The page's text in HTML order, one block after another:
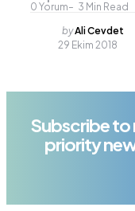
0 Yorum 3 Min Read
Posted
by
byAli Cevdet
29 Ekim 2018
Subscribe to
priority